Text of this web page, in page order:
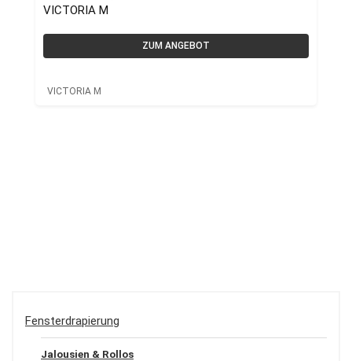
VICTORIA M
ZUM ANGEBOT
VICTORIA M
Fensterdrapierung
Jalousien & Rollos